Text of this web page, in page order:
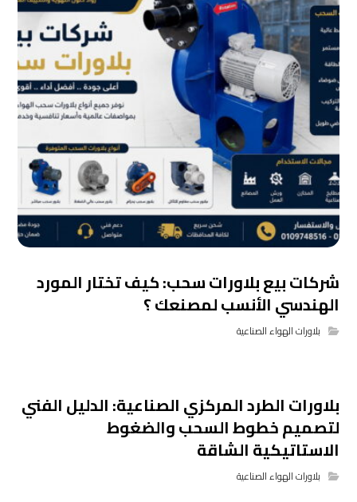
شركات بيع بلاورات سحب: كيف تختار المورد
الهندسي الأنسب لمصنعك ؟
بلاورات الهواء الصناعية
بلاورات الطرد المركزي الصناعية: الدليل الفني
لتصميم خطوط السحب والضغوط
الاستاتيكية الشاقة
بلاورات الهواء الصناعية